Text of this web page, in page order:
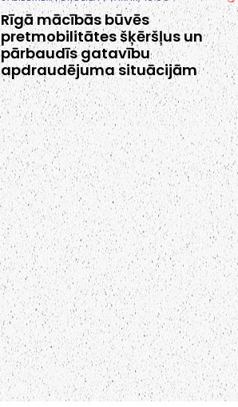
Rīgā mācībās būvēs
pretmobilitātes šķēršļus un
pārbaudīs gatavību
apdraudējuma situācijām